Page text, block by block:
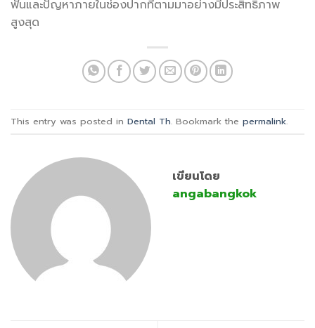
ฟันและปัญหาภายในช่องปากที่ตามมาอย่างมีประสิทธิภาพ
สูงสุด
This entry was posted in Dental Th. Bookmark the permalink.
เขียนโดย
angabangkok